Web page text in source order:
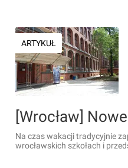
ARTYKUŁ
Na czas wakacji tradycyjnie
wrocławskich szkołach i